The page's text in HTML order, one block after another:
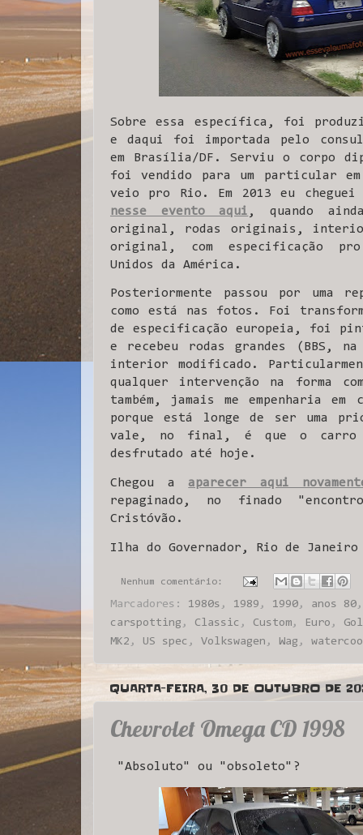
Sobre essa específica, foi
e daqui foi importada pelo
em Brasília/DF. Serviu o corpo
foi vendido para um particular
veio pro Rio. Em 2013 eu
nesse evento aqui , quando
original, rodas originais,
original, com especificação pro
Unidos da América.
Posteriormente passou por uma
como está nas fotos. Foi
de especificação europeia, foi
e recebeu rodas grandes (BBS,
interior modificado.
qualquer intervenção na forma
também, jamais me empenharia em
porque está longe de ser uma
vale, no final, é que o carro
desfrutado até hoje.
Chegou a aparecer aqui
repaginado, no finado
Cristóvão.
Ilha do Governador, Rio de
Nenhum comentário:
Marcadores: 1980s , 1989 , 1990 , anos 80
carspotting , Classic , Custom , Euro ,
MK2 , US spec , Volkswagen , Wag ,
QUARTA-FEIRA, 30 DE OUTUBRO DE
Chevrolet Omega CD 1998
"Absoluto" ou "obsoleto"?